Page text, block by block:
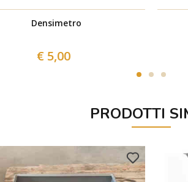
Densimetro
€ 5,00
PRODOTTI